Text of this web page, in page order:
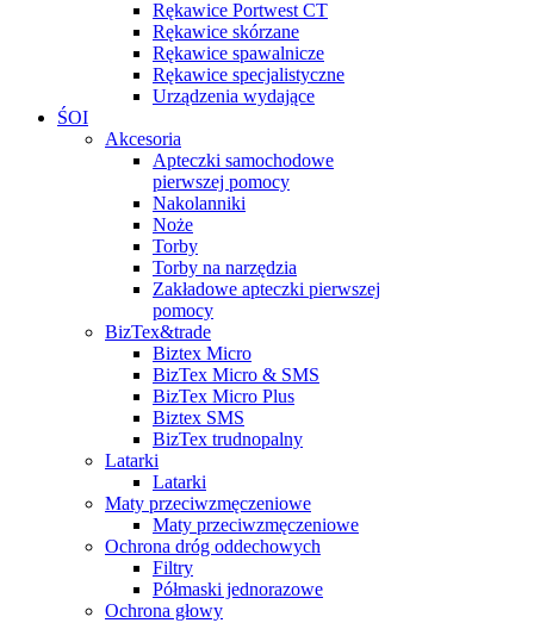
Rękawice Portwest CT
Rękawice skórzane
Rękawice spawalnicze
Rękawice specjalistyczne
Urządzenia wydające
ŚOI
Akcesoria
Apteczki samochodowe
pierwszej pomocy
Nakolanniki
Noże
Torby
Torby na narzędzia
Zakładowe apteczki pierwszej
pomocy
BizTex&trade
Biztex Micro
BizTex Micro & SMS
BizTex Micro Plus
Biztex SMS
BizTex trudnopalny
Latarki
Latarki
Maty przeciwzmęczeniowe
Maty przeciwzmęczeniowe
Ochrona dróg oddechowych
Filtry
Półmaski jednorazowe
Ochrona głowy